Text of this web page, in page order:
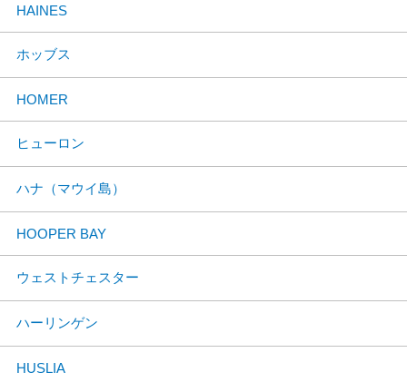
HAINES
ホッブス
HOMER
ヒューロン
ハナ（マウイ島）
HOOPER BAY
ウェストチェスター
ハーリンゲン
HUSLIA